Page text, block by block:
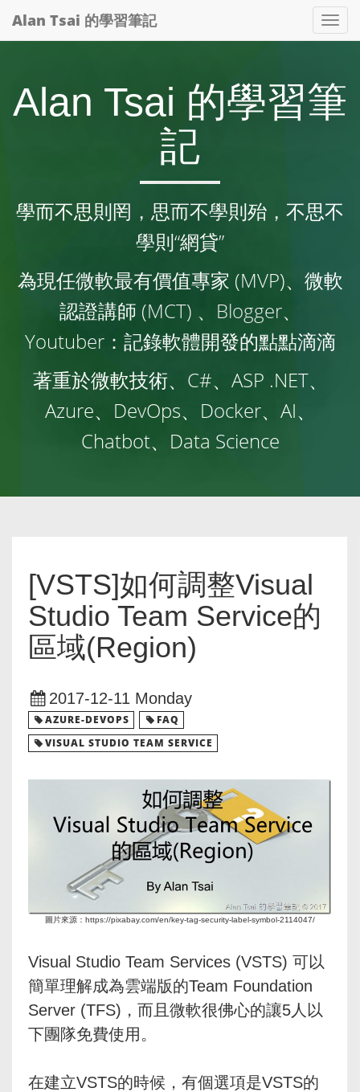
Alan Tsai 的學習筆記
Alan Tsai 的學習筆
記
學而不思則罔，思而不學則殆，不思不
學則“網貸”
為現任微軟最有價值專家 (MVP)、微軟
認證講師 (MCT) 、Blogger、
Youtuber：記錄軟體開發的點點滴滴
著重於微軟技術、C#、ASP .NET、
Azure、DevOps、Docker、AI、
Chatbot、Data Science
[VSTS]如何調整Visual
Studio Team Service的
區域(Region)
2017-12-11 Monday
AZURE-DEVOPS
FAQ
VISUAL STUDIO TEAM SERVICE
圖片來源：https://pixabay.com/en/key-tag-security-label-symbol-2114047/
Visual Studio Team Services (VSTS) 可以
簡單理解成為雲端版的Team Foundation
Server (TFS)，而且微軟很佛心的讓5人以
下團隊免費使用。
在建立VSTS的時候，有個選項是VSTS的